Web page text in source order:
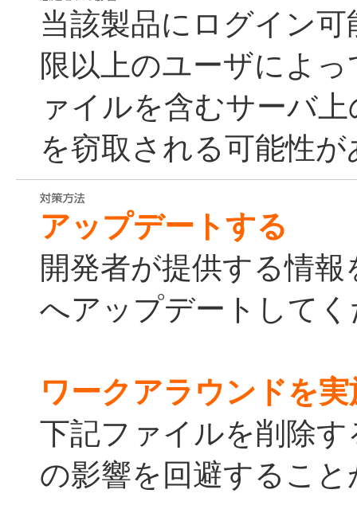
当該製品にログイン
限以上のユーザによ
ァイルを含むサーバ
を窃取される可能性
アップデートする
開発者が提供する情
へアップデートして
ワークアラウンドを
下記ファイルを削除
の影響を回避するこ